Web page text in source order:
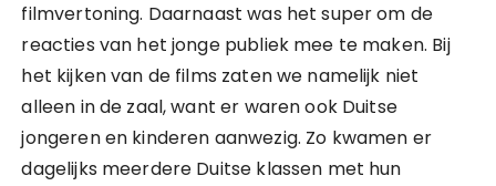
filmvertoning. Daarnaast was het super om de
reacties van het jonge publiek mee te maken. Bij
het kijken van de films zaten we namelijk niet
alleen in de zaal, want er waren ook Duitse
jongeren en kinderen aanwezig. Zo kwamen er
dagelijks meerdere Duitse klassen met hun